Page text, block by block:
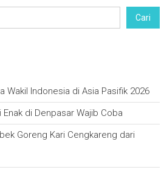
Cari
Wakil Indonesia di Asia Pasifik 2026
di Denpasar Wajib Coba
Goreng Kari Cengkareng dari